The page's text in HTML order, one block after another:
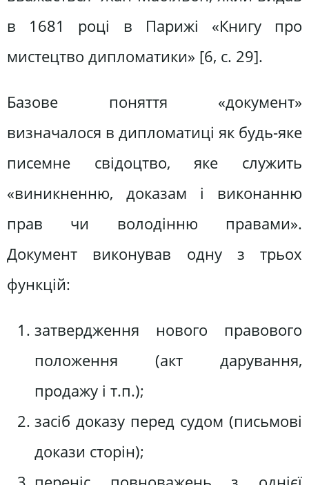
в 1681 році в Парижі «Книгу про
мистецтво дипломатики» [6, с. 29].
Базове поняття «документ»
визначалося в дипломатиці як будь-яке
писемне свідоцтво, яке служить
«виникненню, доказам і виконанню
прав чи володінню правами».
Документ виконував одну з трьох
функцій:
затвердження нового правового
положення (акт дарування,
продажу і т.п.);
засіб доказу перед судом (письмові
докази сторін);